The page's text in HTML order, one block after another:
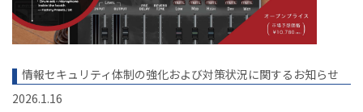
情報セキュリティ体制の強化および対策状況に関するお知らせ
2026.1.16